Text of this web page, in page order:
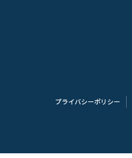
プライバシーポリシー